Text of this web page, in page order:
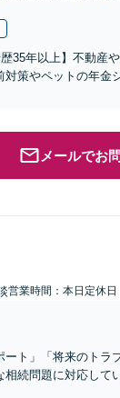
35年以上】不動産
策やペットの年金
メールでお
営業時間：本日定休日
ト」「将来のトラ
続問題に対応して